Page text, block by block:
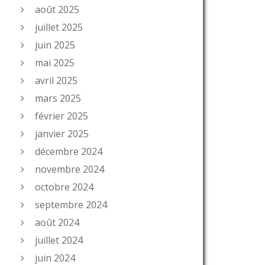
août 2025
juillet 2025
juin 2025
mai 2025
avril 2025
mars 2025
février 2025
janvier 2025
décembre 2024
novembre 2024
octobre 2024
septembre 2024
août 2024
juillet 2024
juin 2024